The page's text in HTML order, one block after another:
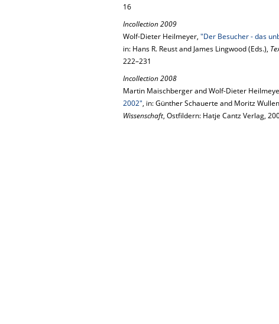
16
Incollection 2009
Wolf-Dieter Heilmeyer, "Der Besucher - das
in: Hans R. Reust and James Lingwood (Eds.),
222–231
Incollection 2008
Martin Maischberger and Wolf-Dieter
2002", in: Günther Schauerte and Moritz
Wissenschaft, Ostfildern: Hatje Cantz Verlag,